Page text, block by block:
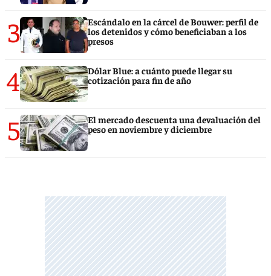
3
Escándalo en la cárcel de Bouwer: perfil de
los detenidos y cómo beneficiaban a los
presos
4
Dólar Blue: a cuánto puede llegar su
cotización para fin de año
5
El mercado descuenta una devaluación del
peso en noviembre y diciembre